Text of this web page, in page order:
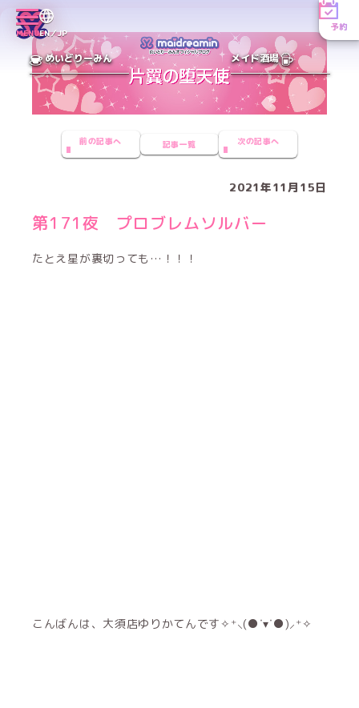
MENUEN／JP
予約
めいどりーみん メイド酒場
前の記事へ 記事一覧 次の記事へ
2021年11月15日
第171夜 プロブレムソルバー
たとえ星が裏切っても…！！！
こんばんは、大須店ゆりかてんです✧⁺⸜(●˙▾˙●)⸝⁺✧